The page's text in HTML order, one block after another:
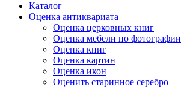
Каталог
Оценка антиквариата
Оценка церковных книг
Оценка мебели по фотографии
Оценка книг
Оценка картин
Оценка икон
Оценить старинное серебро